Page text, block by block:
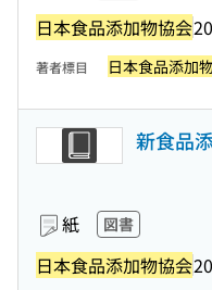
日本食品添加物協会
著者標目 日本食品添加
新食品
紙 図書
日本食品添加物協会